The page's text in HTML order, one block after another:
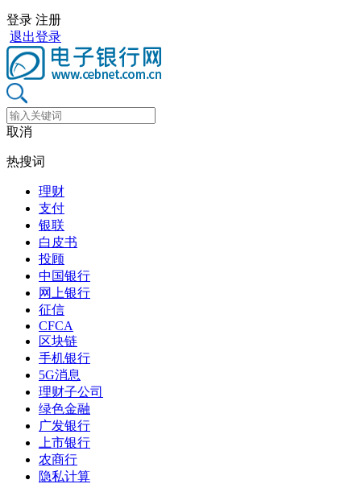
登录 注册
退出登录
取消
热搜词
理财
支付
银联
白皮书
投顾
中国银行
网上银行
征信
CFCA
区块链
手机银行
5G消息
理财子公司
绿色金融
广发银行
上市银行
农商行
隐私计算